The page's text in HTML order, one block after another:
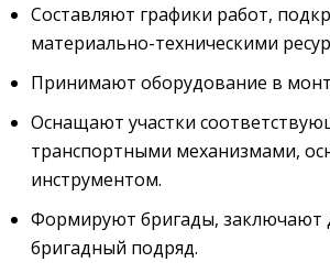
Составляют графики работ,
материально-техническими
Принимают оборудование в
Оснащают участки
транспортными механизмами,
инструментом.
Формируют бригады, заключают
бригадный подряд.